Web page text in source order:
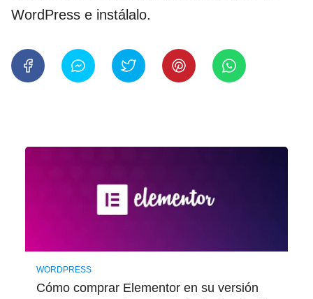
WordPress e instálalo.
WORDPRESS
Cómo comprar Elementor en su versión